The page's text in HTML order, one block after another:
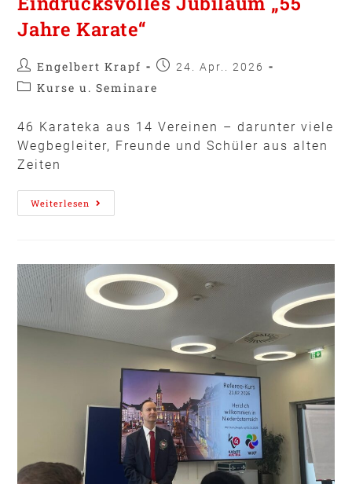
Jahre Karate“
Engelbert Krapf 24. Apr.. 2026
Kurse u. Seminare
46 Karateka aus 14 Vereinen – darunter viele
Wegbegleiter, Freunde und Schüler aus alten
Zeiten
Weiterlesen